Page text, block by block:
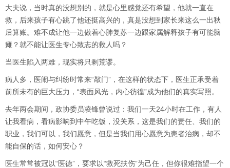
大夫说，当时真的没想别的，就是心里感觉还有希望，他就一直在
救，后来孩子有心跳了他还挺高兴的，真是没想到家长来这么一出秋
后算账。难不成让他一边做着心肺复苏一边跟家属解释孩子有可能脑
瘫？就不能让医生专心致志的救人吗？
当医生陷入两难，现实将只剩荒谬。
病人多，医闹与纠纷时常来“敲门”，在这样的状态下，医生正承受着
前所未有的巨大压力，“表面风光，内心彷徨”成为他们的真实写照。
去年两会期间，政协委员凌锋曾说过：我们一天24小时在工作，有人
让我看病，看病影响到中午吃饭，没关系，这是我们的责任、我们的
职业，我们可以，我们愿意，但是当我们用心愿意为患者治病，却不
能自保的话，如何安心？
医生常常被冠以“医德”，要求以“救死扶伤”为己任，但你很难指望一个